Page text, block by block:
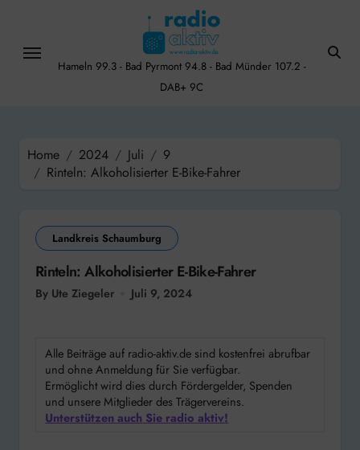
content
Hameln 99.3 - Bad Pyrmont 94.8 - Bad Münder 107.2 -
DAB+ 9C
Home 2024 Juli
9
Rinteln: Alkoholisierter E-Bike-Fahrer
Landkreis Schaumburg
Rinteln: Alkoholisierter E-Bike-Fahrer
By Ute Ziegeler Juli 9, 2024
Alle Beiträge auf radio-aktiv.de sind kostenfrei abrufbar
und ohne Anmeldung für Sie verfügbar.
Ermöglicht wird dies durch Fördergelder, Spenden
und unsere Mitglieder des Trägervereins.
Unterstützen auch Sie radio aktiv!